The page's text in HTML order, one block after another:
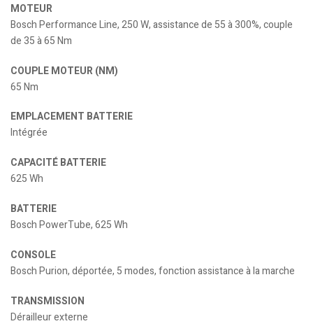
MOTEUR
Bosch Performance Line, 250 W, assistance de 55 à 300%, couple
de 35 à 65 Nm
COUPLE MOTEUR (NM)
65 Nm
EMPLACEMENT BATTERIE
Intégrée
CAPACITÉ BATTERIE
625 Wh
BATTERIE
Bosch PowerTube, 625 Wh
CONSOLE
Bosch Purion, déportée, 5 modes, fonction assistance à la marche
TRANSMISSION
Dérailleur externe